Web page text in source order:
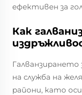
ефективен за
Как
Галванзирането
на служба на
райони, като